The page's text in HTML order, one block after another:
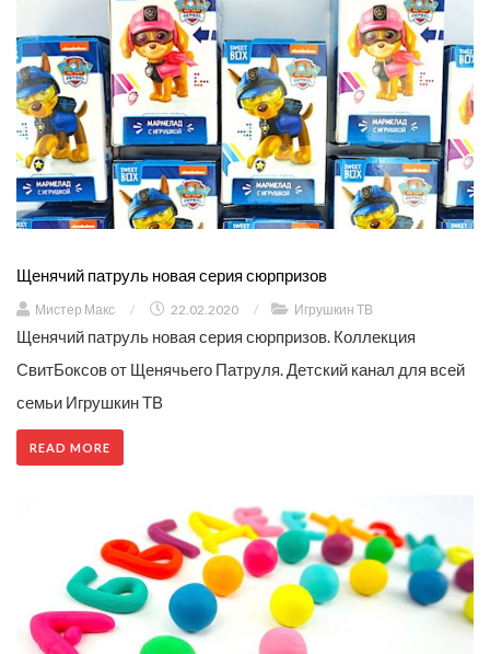
Щенячий патруль новая серия сюрпризов
Мистер Макс / 22.02.2020 / Игрушкин ТВ
Щенячий патруль новая серия сюрпризов. Коллекция
СвитБоксов от Щенячьего Патруля. Детский канал для всей
семьи Игрушкин ТВ
READ MORE